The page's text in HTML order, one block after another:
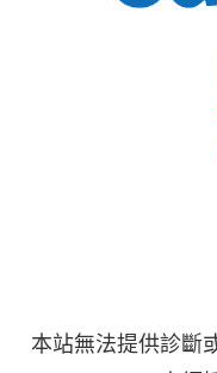
本站無法提供診斷